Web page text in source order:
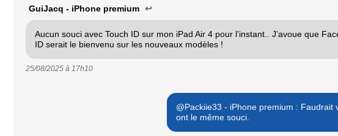
GuiJacq - iPhone premium ↩
Aucun souci avec Touch ID sur mon iPad Air 4 pour l’instant.. J’avoue que
ID serait le bienvenu sur les nouveaux modèles !
25/08/2025 à 17h10
@Packiie33 - iPhone premium :
ont le même souci.